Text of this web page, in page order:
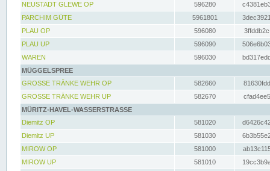
NEUSTADT GLEWE OP
596280
PARCHIM GÜTE
5961801
PLAU OP
596080
PLAU UP
596090
WAREN
596030
MÜGGELSPREE
GROSSE TRÄNKE WEHR OP
582660
GROSSE TRÄNKE WEHR UP
582670
MÜRITZ-HAVEL-WASSERSTRASSE
Diemitz OP
581020
Diemitz UP
581030
MIROW OP
581000
MIROW UP
581010